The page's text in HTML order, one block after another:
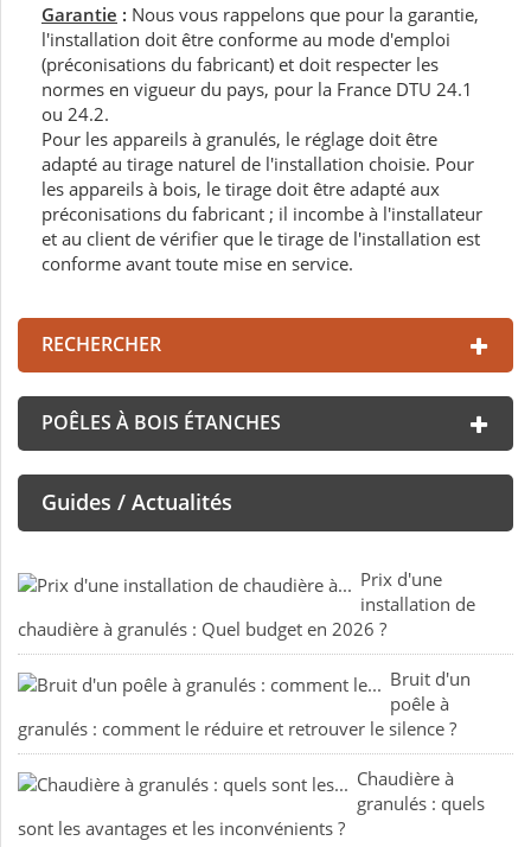
Garantie : Nous vous rappelons que pour la garantie,
l'installation doit être conforme au mode d'emploi
(préconisations du fabricant) et doit respecter les
normes en vigueur du pays, pour la France DTU 24.1
ou 24.2.
Pour les appareils à granulés, le réglage doit être
adapté au tirage naturel de l'installation choisie. Pour
les appareils à bois, le tirage doit être adapté aux
préconisations du fabricant ; il incombe à l'installateur
et au client de vérifier que le tirage de l'installation est
conforme avant toute mise en service.
RECHERCHER
POÊLES À BOIS ÉTANCHES
Guides / Actualités
Prix d'une
installation de
chaudière à granulés : Quel budget en 2026 ?
Bruit d'un
poêle à
granulés : comment le réduire et retrouver le silence ?
Chaudière à
granulés : quels
sont les avantages et les inconvénients ?